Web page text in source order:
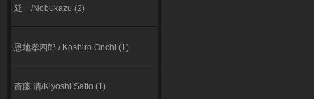
延一/Nobukazu (2)
恩地孝四郎 / Koshiro Onchi (1)
斎藤 清/Kiyoshi Saito (1)